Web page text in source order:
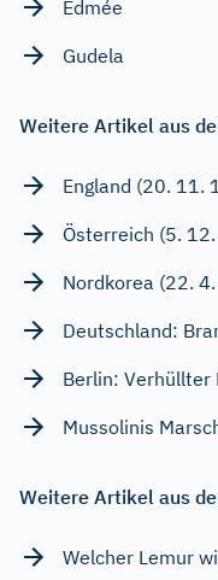
Edmée
Gudela
Weitere Artikel aus
England (20. 11.
Österreich (5.
Nordkorea (22.
Deutschland:
Berlin: Verhüllter
Mussolinis
Weitere Artikel aus
Welcher Lemur